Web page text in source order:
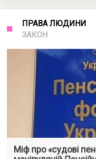
ПРАВА ЛЮДИНИ
ЗАКОН
Міф про «судові